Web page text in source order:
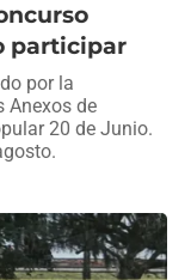
participar
por la
Anexos de
20 de Junio.